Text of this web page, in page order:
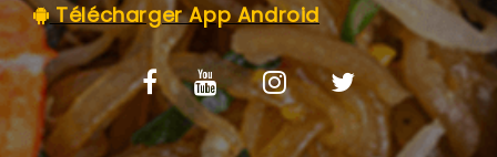
Télécharger App Android